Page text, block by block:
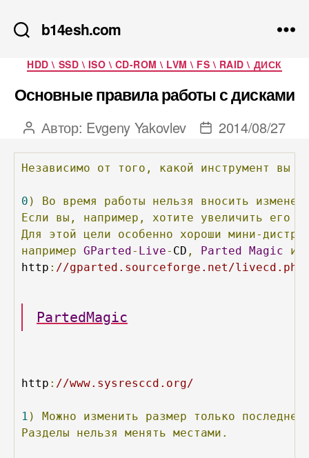
b14esh.com
Рубрики
HDD \ SSD \ ISO \ CD-ROM \ LVM \ FS \ RAID \ ДИСК
Основные правила работы с дисками
Автор
записи
Автор: Evgeny Yakovlev
Дата
записи
2014/08/27
Независимо от того, какой инструмент вы
0 ) Во время работы нельзя вносить
Если
вы, например, хотите увеличить его
Для
этой цели особенно хороши мини-
например GParted- Live- CD , Parted Magic и
http : //gparted.sourceforge.net/livecd.php
PartedMagic
http : //www.sysresccd.org/
1 ) Можно изменить размер только
Разделы
нельзя менять местами.